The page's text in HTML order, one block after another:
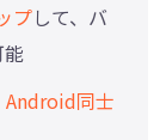
プして、バ
Android同士